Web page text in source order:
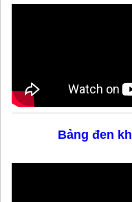
Bảng đen